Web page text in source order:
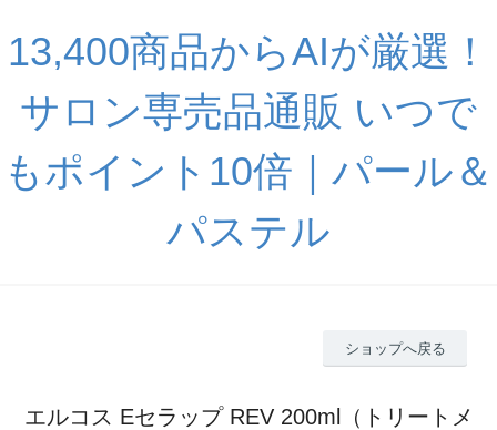
13,400商品からAIが厳選！
サロン専売品通販 いつで
もポイント10倍｜パール＆
パステル
ショップへ戻る
エルコス Eセラップ REV 200ml（トリートメ